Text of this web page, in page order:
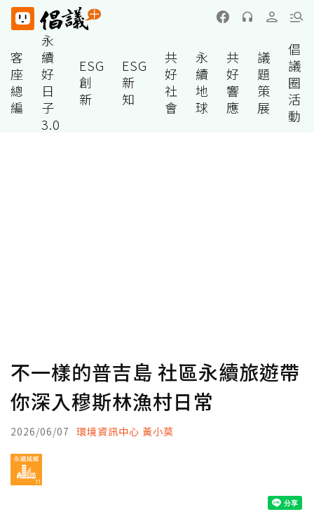
客
座
總
編
永
續
好
日
子
3.0
ESG
創
新
ESG
新
知
共
好
社
會
永
續
地
球
共
好
響
應
議
題
策
展
倡
議
圈
活
動
不一樣的普吉島 社區永續旅遊帶
你深入穆斯林漁村日常
2026/06/07 環境資訊中心 黃小莫